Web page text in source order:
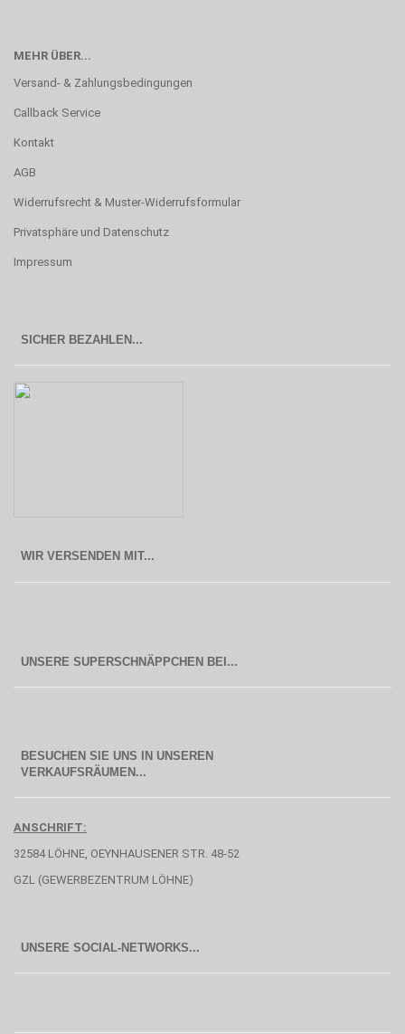
MEHR ÜBER...
Versand- & Zahlungsbedingungen
Callback Service
Kontakt
AGB
Widerrufsrecht & Muster-Widerrufsformular
Privatsphäre und Datenschutz
Impressum
SICHER BEZAHLEN...
WIR VERSENDEN MIT...
BESUCHEN SIE UNS IN UNSEREN
VERKAUFSRÄUMEN...
ANSCHRIFT:
32584 LÖHNE, OEYNHAUSENER STR. 48-52
GZL (GEWERBEZENTRUM LÖHNE)
UNSERE SOCIAL-NETWORKS...